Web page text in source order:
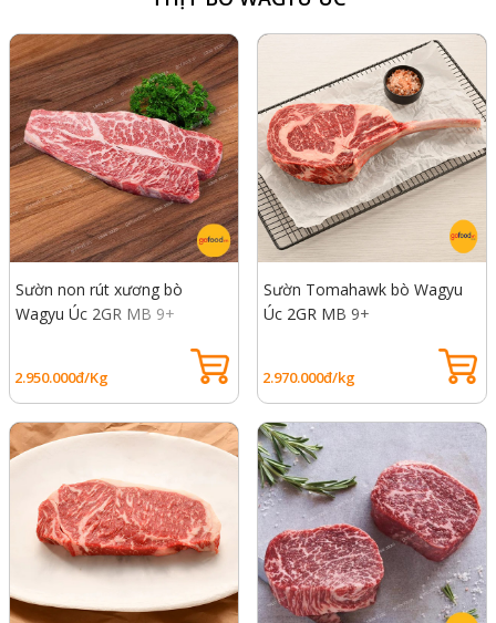
Sườn non rút xương bò
Wagyu Úc 2GR MB 9+
2.950.000đ/Kg
Sườn Tomahawk bò Wagyu
Úc 2GR MB 9+
2.970.000đ/kg